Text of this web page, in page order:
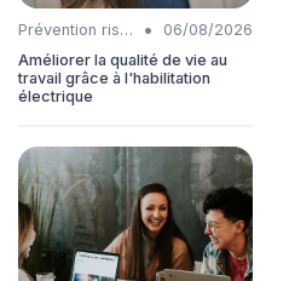
Prévention risques •
06/08/2026
Améliorer la qualité de vie au
travail grâce à l'habilitation
électrique